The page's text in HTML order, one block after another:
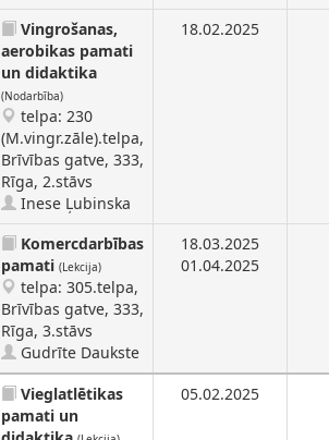
Vingrošanas,
aerobikas pamati
un didaktika
(Nodarbība)
telpa: 230
(M.vingr.zāle).telpa,
Brīvības gatve, 333,
Rīga, 2.stāvs
Inese Ļubinska
18.02.2025
Komercdarbības
pamati (Lekcija)
telpa: 305.telpa,
Brīvības gatve, 333,
Rīga, 3.stāvs
Gudrīte Daukste
18.03.2025
01.04.2025
Vieglatlētikas
pamati un
05.02.2025